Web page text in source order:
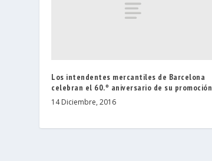
Los intendentes mercantiles de Barcelona
celebran el 60.º aniversario de su promoción
14 Diciembre, 2016